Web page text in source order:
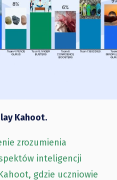
Kahoot.
zrozumienia
inteligencji
gdzie uczniowie